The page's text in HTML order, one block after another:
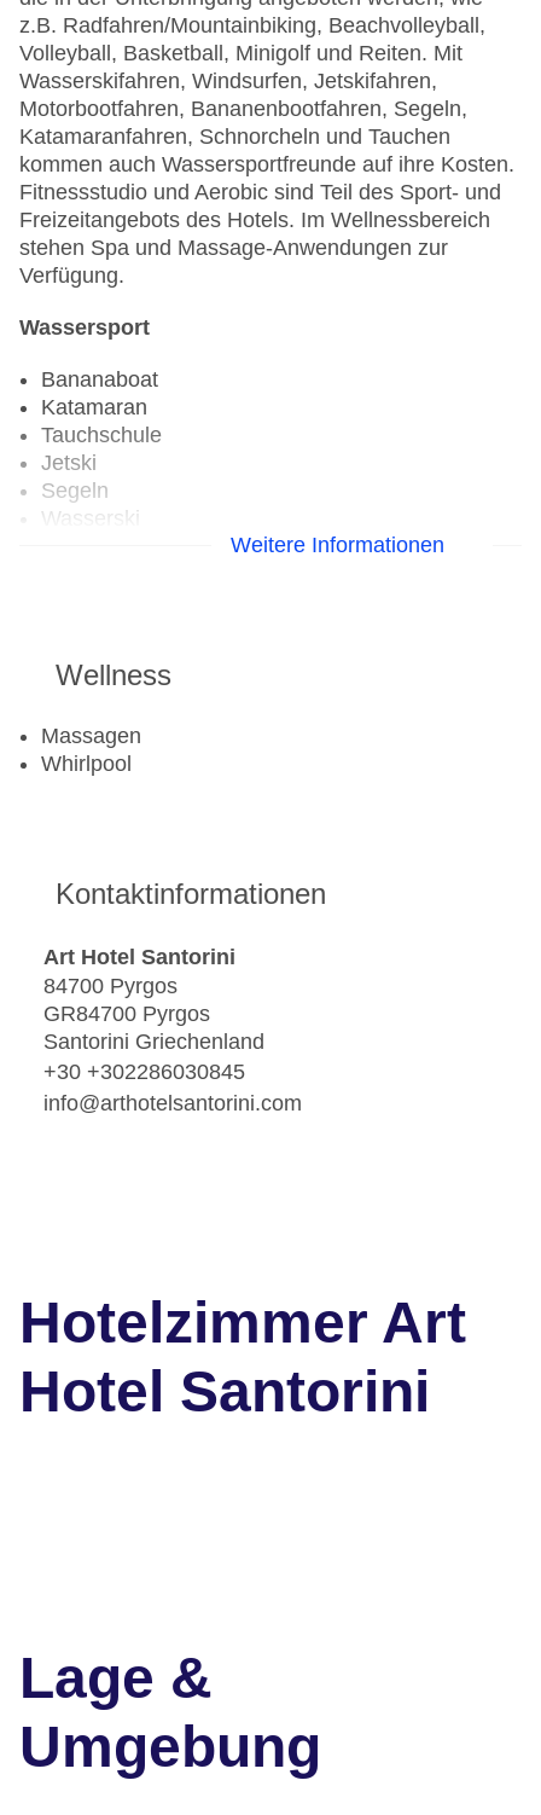
z.B. Radfahren/Mountainbiking, Beachvolleyball,
Volleyball, Basketball, Minigolf und Reiten. Mit
Wasserskifahren, Windsurfen, Jetskifahren,
Motorbootfahren, Bananenbootfahren, Segeln,
Katamaranfahren, Schnorcheln und Tauchen
kommen auch Wassersportfreunde auf ihre Kosten.
Fitnessstudio und Aerobic sind Teil des Sport- und
Freizeitangebots des Hotels. Im Wellnessbereich
stehen Spa und Massage-Anwendungen zur
Verfügung.
Wassersport
Bananaboat
Katamaran
Tauchschule
Jetski
Segeln
Wasserski
Fitnessraum
Weitere Informationen
Wellness
Massagen
Whirlpool
Kontaktinformationen
Art Hotel Santorini
84700 Pyrgos
GR84700 Pyrgos
Santorini Griechenland
+30 +302286030845
info@arthotelsantorini.com
Hotelzimmer Art
Hotel Santorini
Lage &
Umgebung